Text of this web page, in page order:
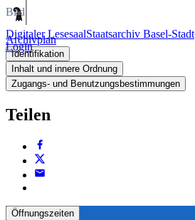
Digitaler LesesaalStaatsarchiv Basel-Stadt
Login
Bild
Archivplan
Identifikation
Inhalt und innere Ordnung
Zugangs- und Benutzungsbestimmungen
Teilen
Öffnungszeiten